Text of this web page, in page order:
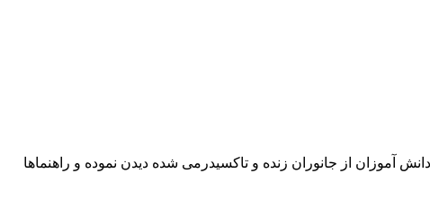
دانش آموزان از جانوران زنده و تاکسیدرمی شده دیدن نموده و راهنماها